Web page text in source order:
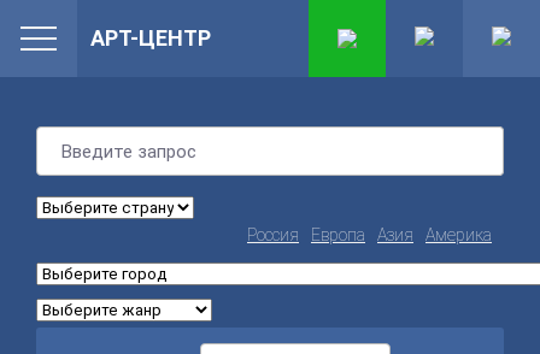
Россия Европа Азия Америка
АРТ-ЦЕНТР